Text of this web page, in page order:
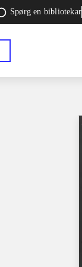
Spørg en bibliotekar